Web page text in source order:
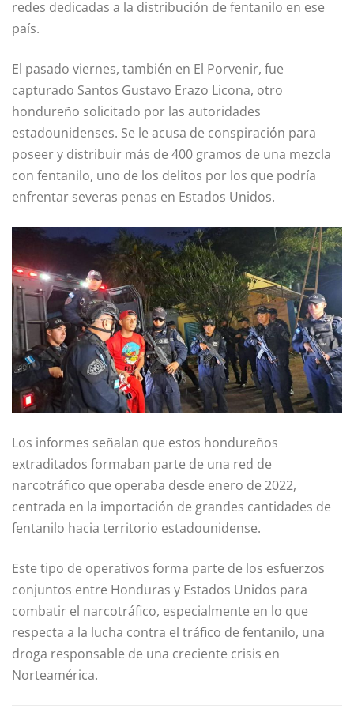
redes dedicadas a la distribución de fentanilo en ese
país.
El pasado viernes, también en El Porvenir, fue
capturado Santos Gustavo Erazo Licona, otro
hondureño solicitado por las autoridades
estadounidenses. Se le acusa de conspiración para
poseer y distribuir más de 400 gramos de una mezcla
con fentanilo, uno de los delitos por los que podría
enfrentar severas penas en Estados Unidos.
Los informes señalan que estos hondureños
extraditados formaban parte de una red de
narcotráfico que operaba desde enero de 2022,
centrada en la importación de grandes cantidades de
fentanilo hacia territorio estadounidense.
Este tipo de operativos forma parte de los esfuerzos
conjuntos entre Honduras y Estados Unidos para
combatir el narcotráfico, especialmente en lo que
respecta a la lucha contra el tráfico de fentanilo, una
droga responsable de una creciente crisis en
Norteamérica.